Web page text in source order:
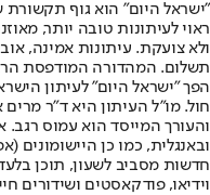
"ישראל היום" הוא גוף תקשורת
ראוי לעיתונות טובה יותר,
ולא צועקת. עיתונות אמינה,
הפך "ישראל היום" לעיתון
חול. מו"ל העיתון היא ד"ר
והעורך המייסד הוא עמוס
חדשות מסביב לשעון, תוכן
וידיאו, פודקאסטים ושידורים